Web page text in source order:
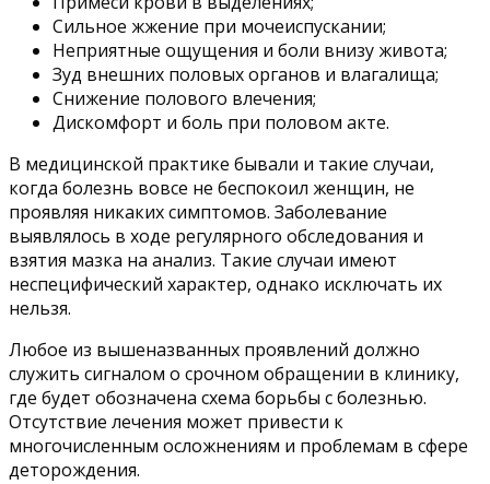
Сильное жжение при мочеиспускании;
Неприятные ощущения и боли внизу живота;
Зуд внешних половых органов и влагалища;
Снижение полового влечения;
Дискомфорт и боль при половом акте.
В медицинской практике бывали и такие случаи,
когда болезнь вовсе не беспокоил женщин, не
проявляя никаких симптомов. Заболевание
выявлялось в ходе регулярного обследования и
взятия мазка на анализ. Такие случаи имеют
неспецифический характер, однако исключать их
нельзя.
Любое из вышеназванных проявлений должно
служить сигналом о срочном обращении в клинику,
где будет обозначена схема борьбы с болезнью.
Отсутствие лечения может привести к
многочисленным осложнениям и проблемам в сфере
деторождения.